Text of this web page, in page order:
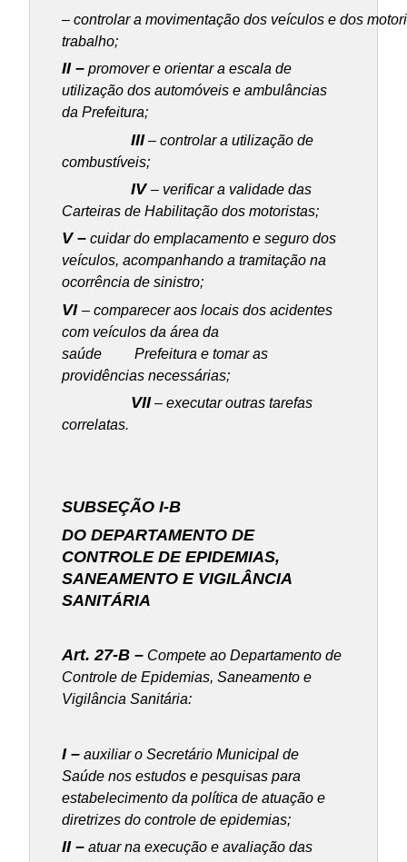
– controlar a movimentação dos veículos e dos
trabalho;
II – promover e orientar a escala de
utilização dos automóveis e ambulâncias
da Prefeitura;
III– controlar a utilização de
combustíveis;
IV– verificar a validade das
Carteiras de Habilitação dos motoristas;
V – cuidar do emplacamento e seguro dos
veículos, acompanhando a tramitação na
ocorrência de sinistro;
VI– comparecer aos locais dos acidentes
com veículos da área da
saúde Prefeitura e tomar as
providências necessárias;
VII– executar outras tarefas
correlatas.
SUBSEÇÃO I-B
DO DEPARTAMENTO DE
CONTROLE DE EPIDEMIAS,
SANEAMENTO E VIGILÂNCIA
SANITÁRIA
Art. 27-B – Compete ao Departamento de
Controle de Epidemias, Saneamento e
Vigilância Sanitária:
I – auxiliar o Secretário Municipal de
Saúde nos estudos e pesquisas para
estabelecimento da política de atuação e
diretrizes do controle de epidemias;
II – atuar na execução e avaliação das